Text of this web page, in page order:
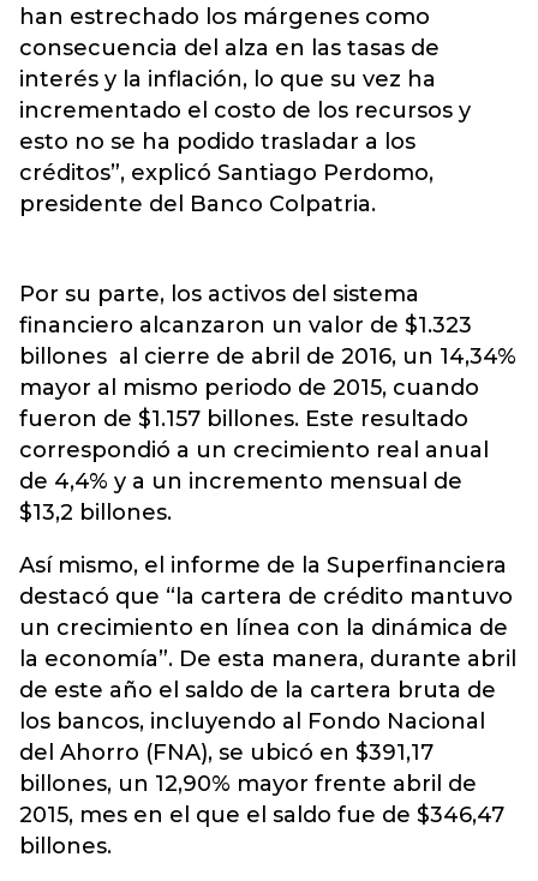
han estrechado los márgenes como
consecuencia del alza en las tasas de
interés y la inflación, lo que su vez ha
incrementado el costo de los recursos y
esto no se ha podido trasladar a los
créditos”, explicó Santiago Perdomo,
presidente del Banco Colpatria.
Por su parte, los activos del sistema
financiero alcanzaron un valor de $1.323
billones al cierre de abril de 2016, un 14,34%
mayor al mismo periodo de 2015, cuando
fueron de $1.157 billones. Este resultado
correspondió a un crecimiento real anual
de 4,4% y a un incremento mensual de
$13,2 billones.
Así mismo, el informe de la Superfinanciera
destacó que “la cartera de crédito mantuvo
un crecimiento en línea con la dinámica de
la economía”. De esta manera, durante abril
de este año el saldo de la cartera bruta de
los bancos, incluyendo al Fondo Nacional
del Ahorro (FNA), se ubicó en $391,17
billones, un 12,90% mayor frente abril de
2015, mes en el que el saldo fue de $346,47
billones.